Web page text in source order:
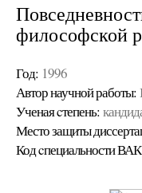
философской
Год: 1996
Автор научной работы:
Ученая cтепень:
Место защиты
Код cпециальности